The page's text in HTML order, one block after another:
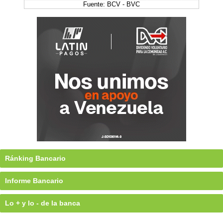
Fuente: BCV - BVC
Ránking Bancario
Informe Bancario
Lo + y lo - de la banca